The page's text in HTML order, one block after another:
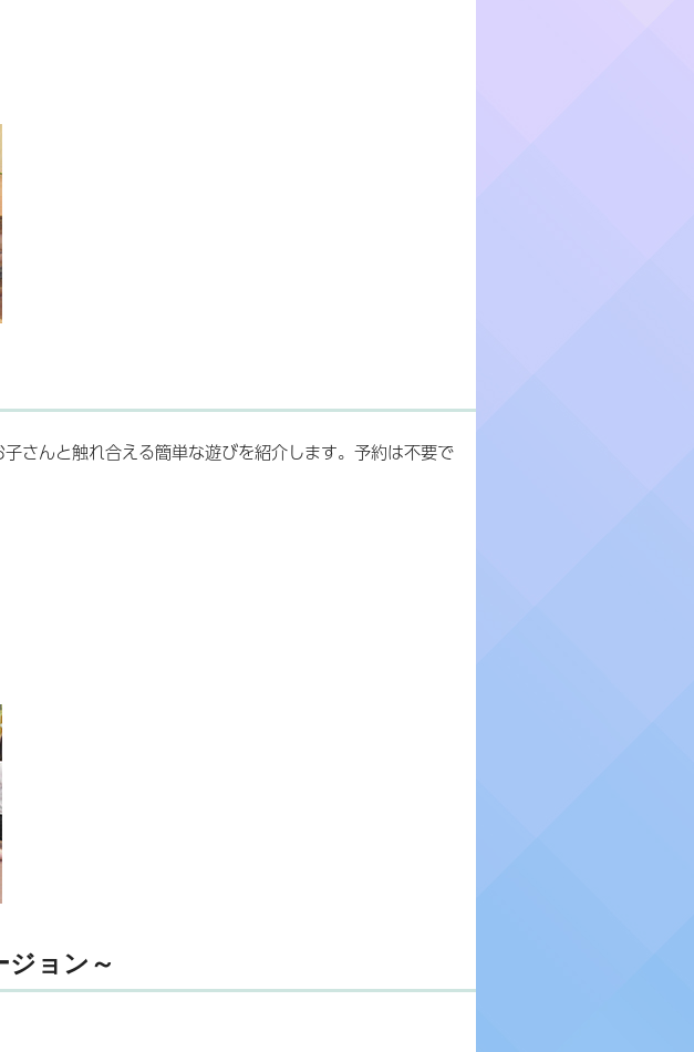
さんと触れ合える簡単な遊びを紹介します。予約は不要で
ョン～